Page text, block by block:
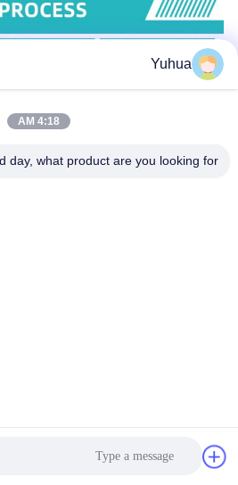
Yuhua
4:18 AM
day, what product are you looking for?